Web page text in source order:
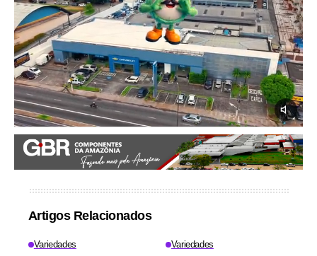
Artigos Relacionados
Variedades Variedades